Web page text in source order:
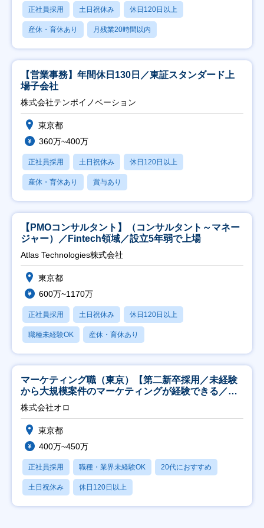
正社員採用 土日祝休み 休日120日以上
産休・育休あり 月残業20時間以内
【営業事務】年間休日130日／東証スタンダード上
場子会社
株式会社テンポイノベーション
東京都
360万~400万
正社員採用 土日祝休み 休日120日以上
産休・育休あり 賞与あり
【PMOコンサルタント】（コンサルタント～マネー
ジャー）／Fintech領域／設立5年弱で上場
Atlas Technologies株式会社
東京都
600万~1170万
正社員採用 土日祝休み 休日120日以上
職種未経験OK 産休・育休あり
マーケティング職（東京）【第二新卒採用／未経験
から大規模案件のマーケティングが経験できる／研
修充実】
株式会社オロ
東京都
400万~450万
正社員採用 職種・業界未経験OK 20代におすすめ
土日祝休み 休日120日以上